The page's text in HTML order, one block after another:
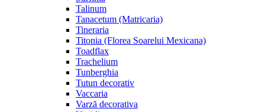
Talinum
Tanacetum (Matricaria)
Tineraria
Titonia (Florea Soarelui Mexicana)
Toadflax
Trachelium
Tunberghia
Tutun decorativ
Vaccaria
Varză decorativa